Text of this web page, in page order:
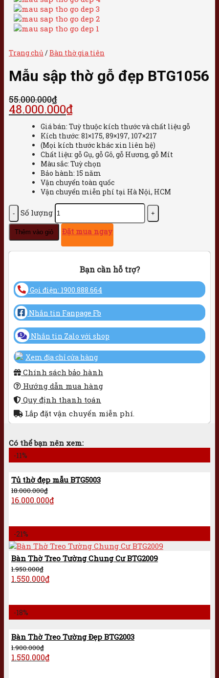
Trang chủ /Bàn thờ gia tiên
Mẫu sập thờ gỗ đẹp BTG1056
55.000.000₫
48.000.000₫
Giá bán: Tuỳ thuộc kích thước và chất liệu gỗ
Kích thước: 81×175, 89×197, 107×217
(Mọi kích thước khác xin liên hệ)
Chất liệu: gỗ Gụ, gỗ Gõ, gỗ Hương, gỗ Mít
Màu sắc: Tuỳ chọn
Bảo hành: 15 năm
Vận chuyển toàn quốc
Vận chuyển miễn phí tại Hà Nội, HCM
Số lượng
Thêm vào giỏ Đặt mua ngay
Bạn cần hỗ trợ?
Gọi điện: 1900.888.664
Nhắn tin Fanpage Fb
Nhắn tin Zalo với shop
Xem địa chỉ cửa hàng
Chính sách bảo hành
Hướng dẫn mua hàng
Quy định thanh toán
Lắp đặt vận chuyển miễn phí.
Có thể bạn nên xem:
-11%
Tủ thờ đẹp mẫu BTG5003
18.000.000₫
16.000.000₫
-21%
Bàn Thờ Treo Tường Chung Cư BTG2009
1.950.000₫
1.550.000₫
-18%
Bàn Thờ Treo Tường Đẹp BTG2003
1.900.000₫
1.550.000₫